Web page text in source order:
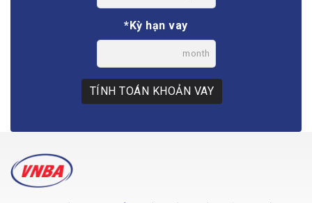
*Kỳ hạn vay
month
TÍNH TOÁN KHOẢN VAY